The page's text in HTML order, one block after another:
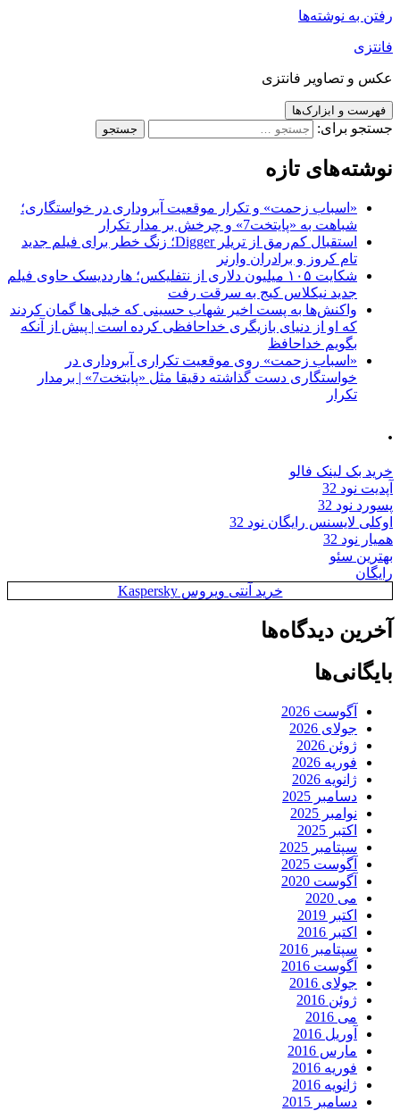
رفتن به نوشته‌ها
فانتزی
عکس و تصاویر فانتزی
فهرست و ابزارک‌ها
جستجو برای:
نوشته‌های تازه
«اسباب زحمت» و تکرار موقعیت آبروداری در خواستگاری؛
شباهت به «پایتخت7» و چرخش بر مدار تکرار
استقبال کم‌رمق از تریلر Digger؛ زنگ خطر برای فیلم جدید
تام کروز و برادران وارنر
شکایت ۱۰۵ میلیون دلاری از نتفلیکس؛ هارددیسک حاوی فیلم
جدید نیکلاس کیج به سرقت رفت
واکنش‌ها به پست اخیر شهاب حسینی که خیلی‌ها گمان کردند
که او از دنیای بازیگری خداحافظی کرده است | پیش از آنکه
بگویم خداحافظ
«اسباب زحمت» روی موقعیت تکراری آبروداری در
خواستگاری دست گذاشته دقیقا مثل «پایتخت7» | برمدار
تکرار
.
خرید بک لینک فالو
آپدیت نود 32
پسورد نود 32
اوکلی لایسنس رایگان نود 32
همیار نود 32
بهترین سئو
رایگان
خرید آنتی ویروس Kaspersky
آخرین دیدگاه‌ها
بایگانی‌ها
آگوست 2026
جولای 2026
ژوئن 2026
فوریه 2026
ژانویه 2026
دسامبر 2025
نوامبر 2025
اکتبر 2025
سپتامبر 2025
آگوست 2025
آگوست 2020
می 2020
اکتبر 2019
اکتبر 2016
سپتامبر 2016
آگوست 2016
جولای 2016
ژوئن 2016
می 2016
آوریل 2016
مارس 2016
فوریه 2016
ژانویه 2016
دسامبر 2015